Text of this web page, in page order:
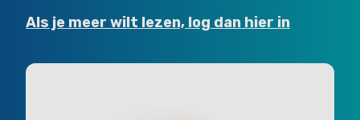
Als je meer wilt lezen, log dan hier in